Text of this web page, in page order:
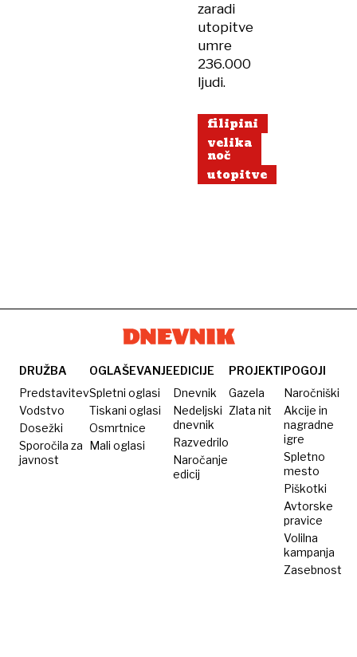
zaradi
utopitve
umre
236.000
ljudi.
filipini
velika
noč
utopitve
DRUŽBA
Predstavitev
Vodstvo
Dosežki
Sporočila za
javnost
OGLAŠEVANJE
Spletni oglasi
Tiskani oglasi
Osmrtnice
Mali oglasi
EDICIJE
Dnevnik
Nedeljski
dnevnik
Razvedrilo
Naročanje
edicij
PROJEKTI
Gazela
Zlata nit
POGOJI
Naročniški
Akcije in
nagradne
igre
Spletno
mesto
Piškotki
Avtorske
pravice
Volilna
kampanja
Zasebnost